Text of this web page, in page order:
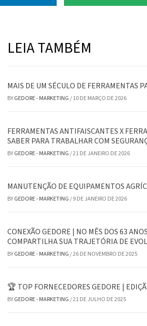
LEIA TAMBÉM
MAIS DE UM SÉCULO DE FERRAMENTAS
BYGEDORE - MARKETING/10 DE MARÇO DE 2026
FERRAMENTAS ANTIFAISCANTES X
SABER PARA TRABALHAR COM
BYGEDORE - MARKETING/21 DE JANEIRO DE 2026
MANUTENÇÃO DE EQUIPAMENTOS
BYGEDORE - MARKETING/9 DE JANEIRO DE 2026
CONEXÃO GEDORE | NO MÊS DOS 63
COMPARTILHA SUA TRAJETÓRIA DE
BYGEDORE - MARKETING/26 DE NOVEMBRO DE 2025
🏆 TOP FORNECEDORES GEDORE |
BYGEDORE - MARKETING/21 DE JULHO DE 2025